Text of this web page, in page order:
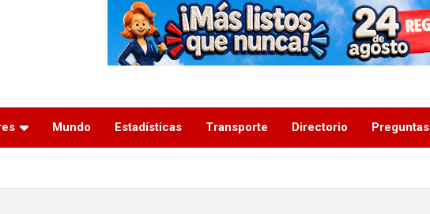
Mundo Estadísticas Transporte Directorio Preguntas